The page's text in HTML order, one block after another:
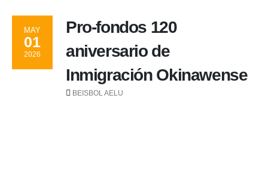
MAY
01
2026
Pro-fondos 120
aniversario de
Inmigración Okinawense
BEISBOL AELU